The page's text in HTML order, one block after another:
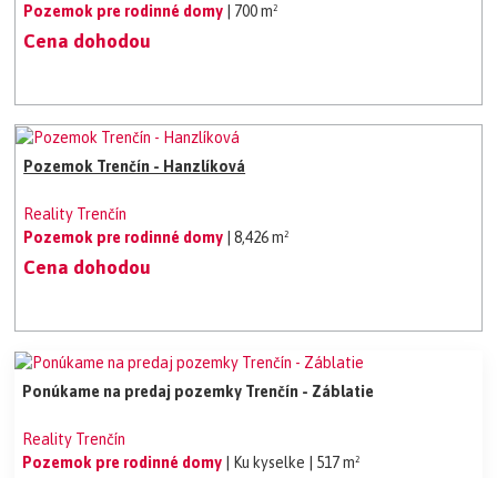
Pozemok pre rodinné domy
| 700 m²
Cena dohodou
Pozemok Trenčín - Hanzlíková
Reality Trenčín
Pozemok pre rodinné domy
| 8,426 m²
Cena dohodou
Ponúkame na predaj pozemky Trenčín - Záblatie
Reality Trenčín
Pozemok pre rodinné domy
| Ku kyselke | 517 m²